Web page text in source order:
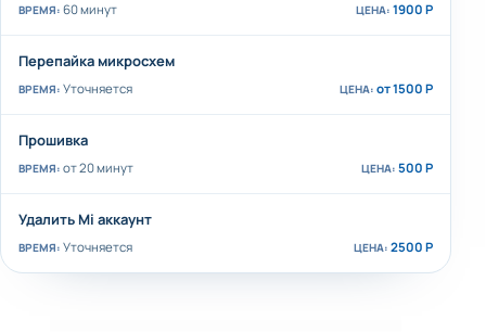
60 минут 1900 Р
Перепайка микросхем
Уточняется от 1500 Р
Прошивка
от 20 минут 500 Р
Удалить Mi аккаунт
Уточняется 2500 Р